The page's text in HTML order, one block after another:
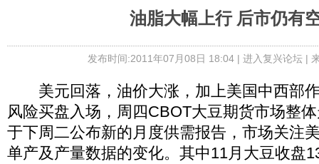
油脂大幅上行 后市仍有
发布时间:2011年07月08日 18:04 | 进入复兴论坛|
美元回落，油价大涨，加上美国中西部
风险买盘入场，周四CBOT大豆期货市场整
于下周二公布新的月度供需报告，市场关注
单产及产量数据的变化。其中11月大豆收盘